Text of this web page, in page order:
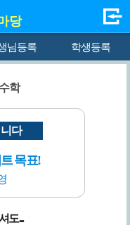
당
님등록 학생등록
학
다
목표!
도...